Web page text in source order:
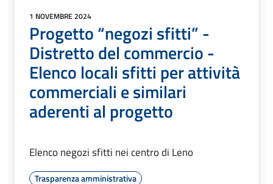
1 NOVEMBRE 2024
Progetto “negozi sfitti” -
Distretto del commercio -
Elenco locali sfitti per attività
commerciali e similari
aderenti al progetto
Elenco negozi sfitti nei centro di Leno
Trasparenza amministrativa